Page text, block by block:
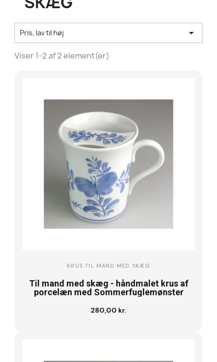
Pris, lav til høj 
Viser 1-2 af 2 element(er)
KRUS TIL MAND MED SKÆG
Til mand med skæg - håndmalet krus af
porcelæn med Sommerfuglemønster
280,00 kr.
Se vare